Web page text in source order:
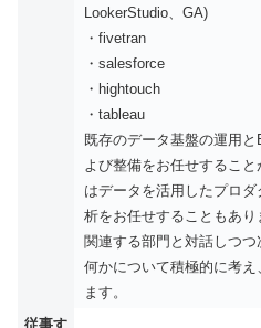
LookerStudio、GA)
・fivetran
・salesforce
・hightouch
・tableau
既存のデータ基盤の運用
よび整備をお任せするこ
はデータを活用したプロ
析をお任せすることもあり
関連する部門と対話しつ
何かについて積極的に考
ます。
従事す